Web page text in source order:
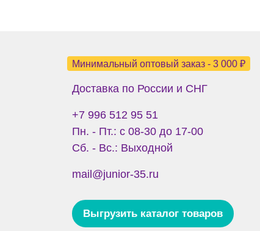
Минимальный оптовый заказ - 3 000 ₽
Доставка по России и СНГ
+7 996 512 95 51
Пн. - Пт.: с 08-30 до 17-00
Сб. - Вс.: Выходной
mail@junior-35.ru
Выгрузить каталог товаров